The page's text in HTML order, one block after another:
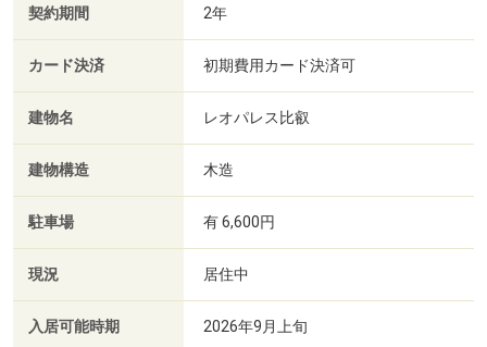
契約期間 2年
カード決済 初期費用カード決済可
建物名 レオパレス比叡
建物構造 木造
駐車場 有 6,600円
現況 居住中
入居可能時期 2026年9月上旬